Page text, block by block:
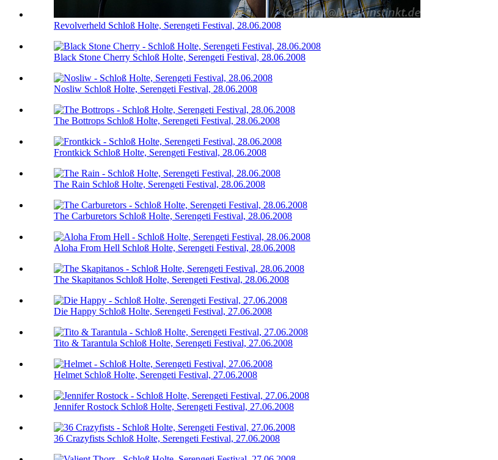
Revolverheld Schloß Holte, Serengeti Festival, 28.06.2008
Black Stone Cherry Schloß Holte, Serengeti Festival, 28.06.2008
Nosliw Schloß Holte, Serengeti Festival, 28.06.2008
The Bottrops Schloß Holte, Serengeti Festival, 28.06.2008
Frontkick Schloß Holte, Serengeti Festival, 28.06.2008
The Rain Schloß Holte, Serengeti Festival, 28.06.2008
The Carburetors Schloß Holte, Serengeti Festival, 28.06.2008
Aloha From Hell Schloß Holte, Serengeti Festival, 28.06.2008
The Skapitanos Schloß Holte, Serengeti Festival, 28.06.2008
Die Happy Schloß Holte, Serengeti Festival, 27.06.2008
Tito & Tarantula Schloß Holte, Serengeti Festival, 27.06.2008
Helmet Schloß Holte, Serengeti Festival, 27.06.2008
Jennifer Rostock Schloß Holte, Serengeti Festival, 27.06.2008
36 Crazyfists Schloß Holte, Serengeti Festival, 27.06.2008